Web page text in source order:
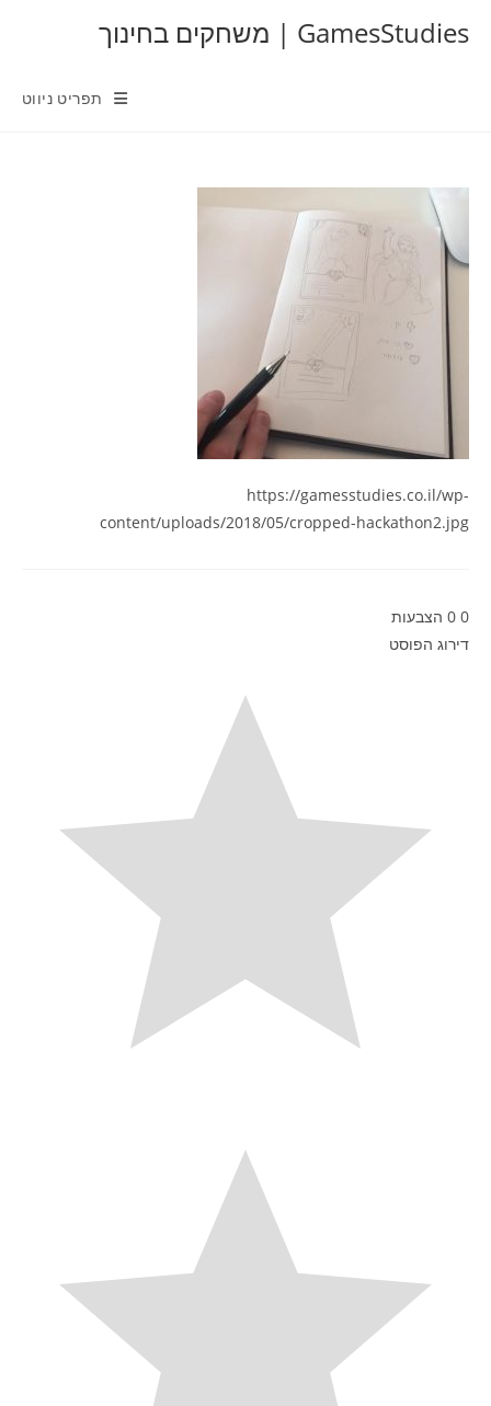
GamesStudies | משחקים בחינוך
תפריט ניווט
https://gamesstudies.co.il/wp-
content/uploads/2018/05/cropped-hackathon2.jpg
0
0 הצבעות
דירוג הפוסט